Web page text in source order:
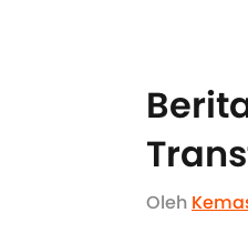
Oleh